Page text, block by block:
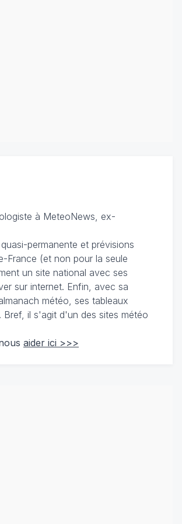
à MeteoNews, ex-
permanente et prévisions
France (et non pour la seule
un site national avec ses
sur internet. Enfin, avec sa
météo, ses tableaux
Bref, il s'agit d'un des sites météo
aider ici >>>